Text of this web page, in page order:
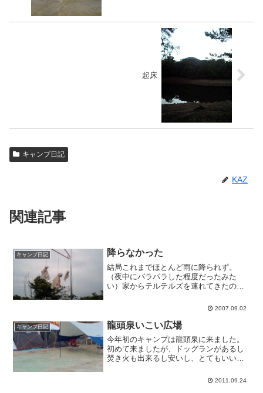
起床
キャンプ日記
KAZ
関連記事
キャンプ日記 降らなかった
結局これまでほとんど雨に降られず。
（夜中にパラパラした程度だったみた
い）家からテルテルズを連れてきたのが
て遊んでいます。と書いてるうちに、雲
な。
2007.09.02
キャンプ日記 龍頭泉いこい広場
今年初のキャンプは龍頭泉に来ました。
初めて来ましたが、ドッグランがあるし
焚き火も出来るし安いし、とてもいいで
でもオートキャンプのサイトは元野球場
2011.09.24